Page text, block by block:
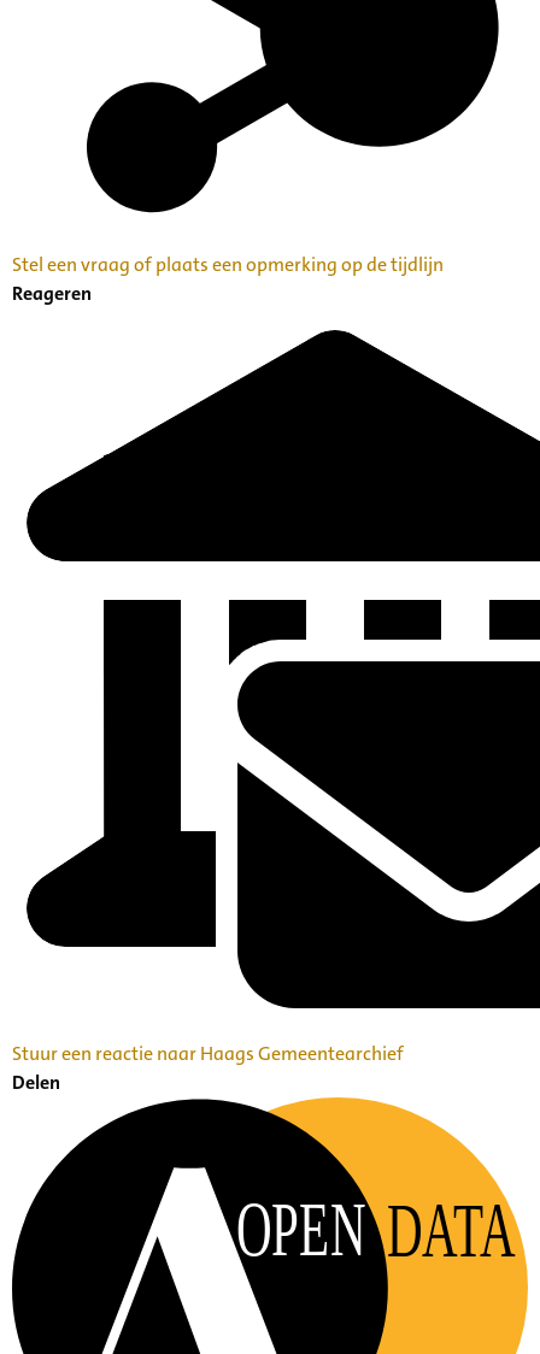
Willem Frederik Breman
Stel een vraag of plaats een opmerking op de tijdlijn
Reageren
Stuur een reactie naar Haags Gemeentearchief
Delen
OPEN DATA